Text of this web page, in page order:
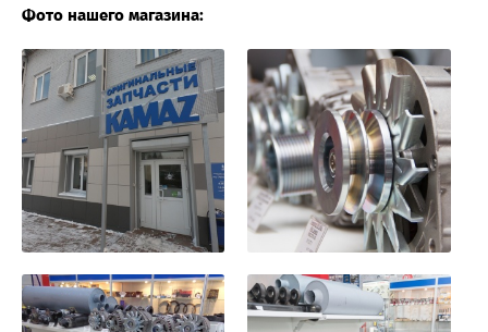
Фото нашего магазина: